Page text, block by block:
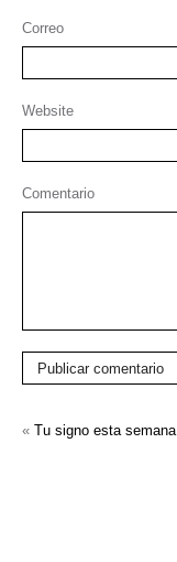
Correo
Website
Comentario
Publicar comentario
« Tu signo esta semana.